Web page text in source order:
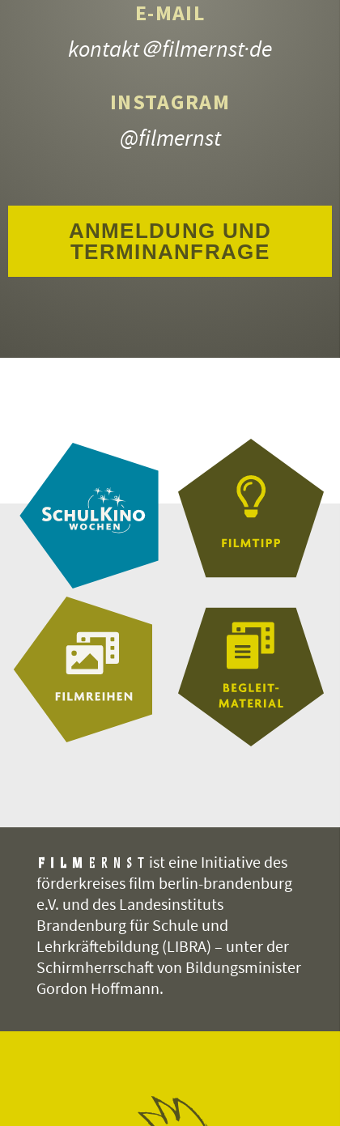
E-MAIL
kontakt＠filmernst·de
INSTAGRAM
@filmernst
ANMELDUNG UND
TERMINANFRAGE
ist eine Initiative des
förderkreises film berlin-brandenburg
e.V. und des Landesinstituts
Brandenburg für Schule und
Lehrkräftebildung (LIBRA) – unter der
Schirmherrschaft von Bildungsminister
Gordon Hoffmann.